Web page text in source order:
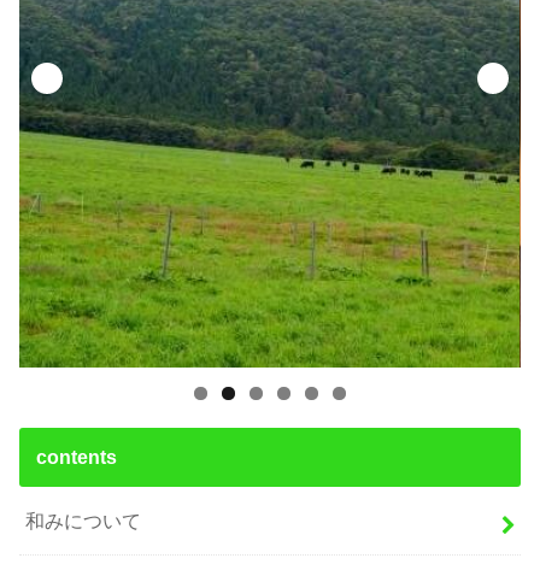
contents
和みについて